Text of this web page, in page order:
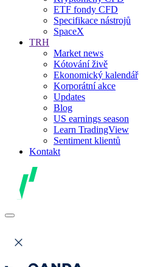
ETF fondy CFD
Specifikace nástrojů
SpaceX
TRH
Market news
Kótování živě
Ekonomický kalendář
Korporátní akce
Updates
Blog
US earnings season
Learn TradingView
Sentiment klientů
Kontakt